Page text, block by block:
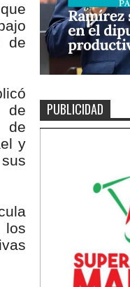
de
de
de
y
PUBLICIDAD